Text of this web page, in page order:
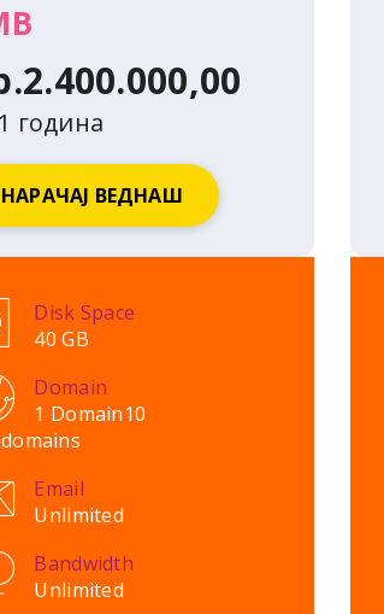
година
НАРАЧАЈ ВЕДНАШ
Disk Space
40 GB
Domain
1 Domain10
Email
Unlimited
Bandwidth
Unlimited